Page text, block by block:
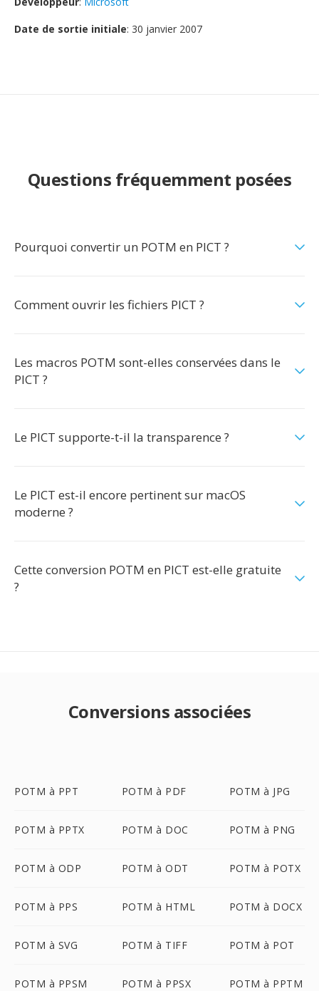
Date de sortie initiale: 30 janvier 2007
Questions fréquemment posées
Pourquoi convertir un POTM en PICT ?
Comment ouvrir les fichiers PICT ?
Les macros POTM sont-elles conservées dans le
PICT ?
Le PICT supporte-t-il la transparence ?
Le PICT est-il encore pertinent sur macOS
moderne ?
Cette conversion POTM en PICT est-elle gratuite
?
Conversions associées
POTM à PPT POTM à PDF POTM à JPG
POTM à PPTX POTM à DOC POTM à PNG
POTM à ODP POTM à ODT POTM à POTX
POTM à PPS POTM à HTML POTM à DOCX
POTM à SVG POTM à TIFF POTM à POT
POTM à PPSM POTM à PPSX POTM à PPTM